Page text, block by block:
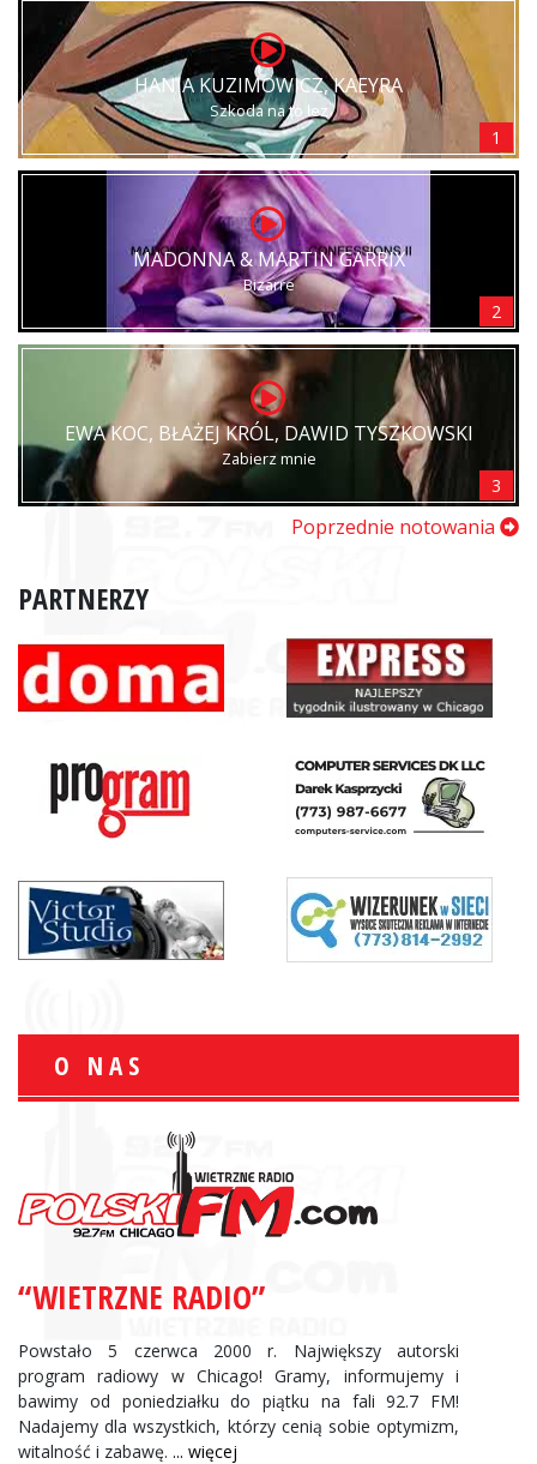
HANIA KUZIMOWICZ, KAEYRA
Szkoda na to łez
1
MADONNA & MARTIN GARRIX
Bizarre
2
EWA KOC, BŁAŻEJ KRÓL, DAWID TYSZKOWSKI
Zabierz mnie
3
Poprzednie notowania
PARTNERZY
O NAS
“WIETRZNE RADIO”
Powstało 5 czerwca 2000 r. Największy autorski
program radiowy w Chicago! Gramy, informujemy i
bawimy od poniedziałku do piątku na fali 92.7 FM!
Nadajemy dla wszystkich, którzy cenią sobie optymizm,
witalność i zabawę. ... więcej